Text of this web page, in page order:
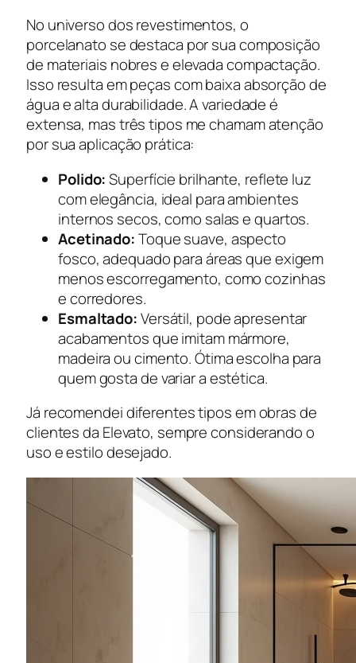
No universo dos revestimentos, o
porcelanato se destaca por sua composição
de materiais nobres e elevada compactação.
Isso resulta em peças com baixa absorção de
água e alta durabilidade. A variedade é
extensa, mas três tipos me chamam atenção
por sua aplicação prática:
Polido:Superfície brilhante, reflete luz
com elegância, ideal para ambientes
internos secos, como salas e quartos.
Acetinado:Toque suave, aspecto
fosco, adequado para áreas que exigem
menos escorregamento, como cozinhas
e corredores.
Esmaltado:Versátil, pode apresentar
acabamentos que imitam mármore,
madeira ou cimento. Ótima escolha para
quem gosta de variar a estética.
Já recomendei diferentes tipos em obras de
clientes da Elevato, sempre considerando o
uso e estilo desejado.